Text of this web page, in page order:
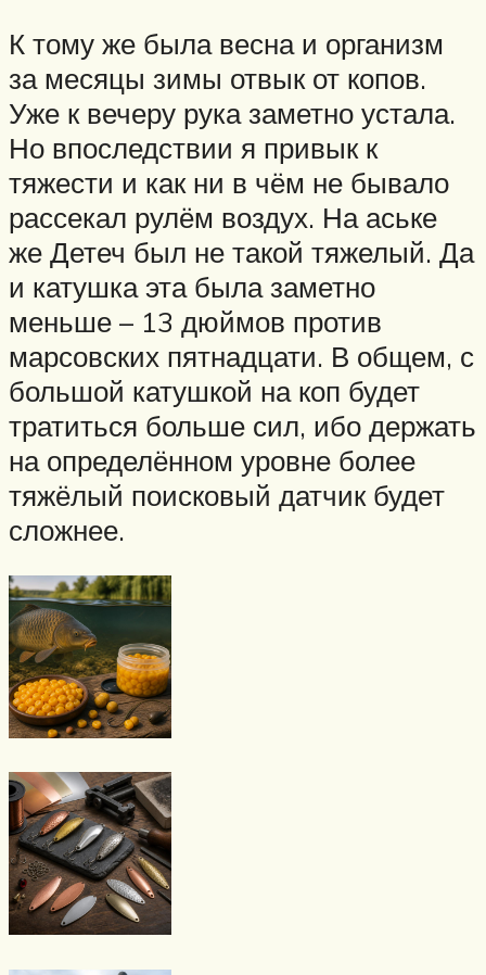
К тому же была весна и организм
за месяцы зимы отвык от копов.
Уже к вечеру рука заметно устала.
Но впоследствии я привык к
тяжести и как ни в чём не бывало
рассекал рулём воздух. На аське
же Детеч был не такой тяжелый. Да
и катушка эта была заметно
меньше – 13 дюймов против
марсовских пятнадцати. В общем, с
большой катушкой на коп будет
тратиться больше сил, ибо держать
на определённом уровне более
тяжёлый поисковый датчик будет
сложнее.